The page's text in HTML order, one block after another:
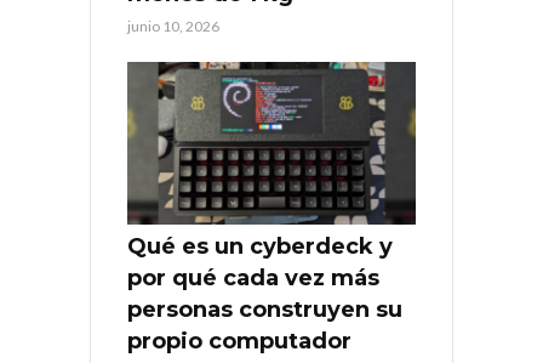
junio 10, 2026
Qué es un cyberdeck y
por qué cada vez más
personas construyen su
propio computador